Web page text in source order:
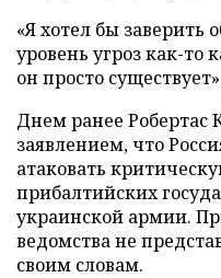
«Я хотел бы заверить
уровень угроз как-то
он просто
Днем ранее Робертас
заявлением, что
атаковать
прибалтийских
украинской армии.
ведомства не
своим словам.